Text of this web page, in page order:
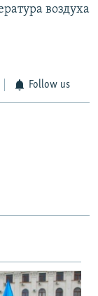
воздуха
Follow us